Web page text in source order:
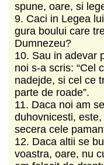
spune, oare, si
9. Caci in Legea
gura boului care
Dumnezeu?
10. Sau in adevar
noi s-a scris: “Cel
nadejde, si cel ce
parte de roade”.
11. Daca noi am
duhovnicesti,
secera cele
12. Daca altii se
voastra, oare, nu